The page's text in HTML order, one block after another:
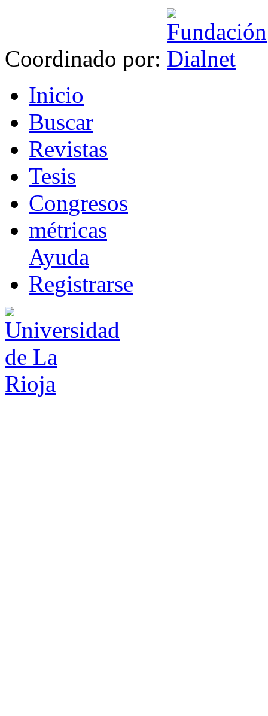
Coordinado por:
Inicio
Buscar
Revistas
Tesis
Congresos
métricas
Ayuda
Registrarse